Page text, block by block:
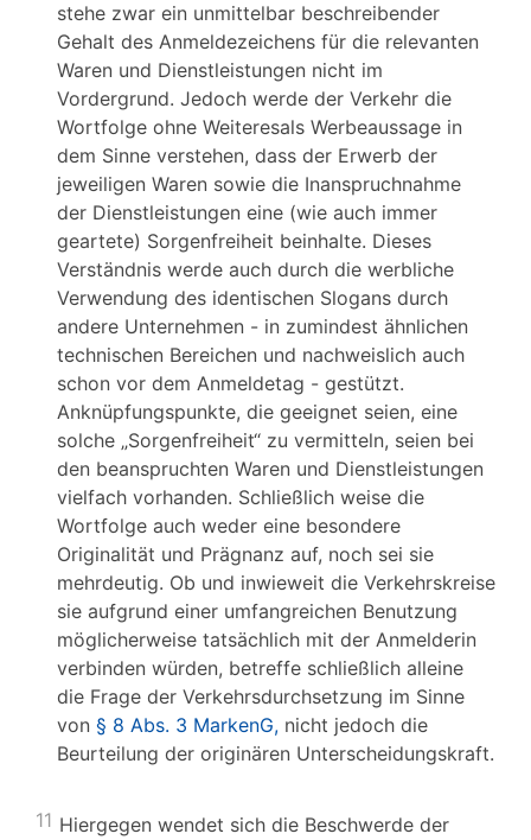
stehe zwar ein unmittelbar beschreibender
Gehalt des Anmeldezeichens für die relevanten
Waren und Dienstleistungen nicht im
Vordergrund. Jedoch werde der Verkehr die
Wortfolge ohne Weiteresals Werbeaussage in
dem Sinne verstehen, dass der Erwerb der
jeweiligen Waren sowie die Inanspruchnahme
der Dienstleistungen eine (wie auch immer
geartete) Sorgenfreiheit beinhalte. Dieses
Verständnis werde auch durch die werbliche
Verwendung des identischen Slogans durch
andere Unternehmen - in zumindest ähnlichen
technischen Bereichen und nachweislich auch
schon vor dem Anmeldetag - gestützt.
Anknüpfungspunkte, die geeignet seien, eine
solche „Sorgenfreiheit“ zu vermitteln, seien bei
den beanspruchten Waren und Dienstleistungen
vielfach vorhanden. Schließlich weise die
Wortfolge auch weder eine besondere
Originalität und Prägnanz auf, noch sei sie
mehrdeutig. Ob und inwieweit die Verkehrskreise
sie aufgrund einer umfangreichen Benutzung
möglicherweise tatsächlich mit der Anmelderin
verbinden würden, betreffe schließlich alleine
die Frage der Verkehrsdurchsetzung im Sinne
von § 8 Abs. 3 MarkenG, nicht jedoch die
Beurteilung der originären Unterscheidungskraft.
11 Hiergegen wendet sich die Beschwerde der